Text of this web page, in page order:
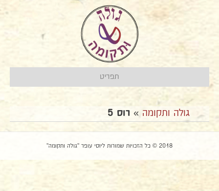
תפריט
גולה ותקומה » רוס 5
2018 © כל הזכויות שמורות ליוסי עופר "גולה ותקומה"